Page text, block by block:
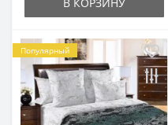
Популярный